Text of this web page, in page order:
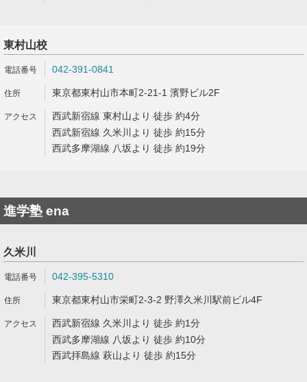
東村山校
042-391-0841
東京都東村山市本町2-21-1 濱野ビル2F
西武新宿線 東村山より 徒歩 約4分
西武新宿線 久米川より 徒歩 約15分
西武多摩湖線 八坂より 徒歩 約19分
進学塾 ena
久米川
042-395-5310
東京都東村山市栄町2-3-2 野澤久米川駅前ビル4F
西武新宿線 久米川より 徒歩 約1分
西武多摩湖線 八坂より 徒歩 約10分
西武拝島線 萩山より 徒歩 約15分